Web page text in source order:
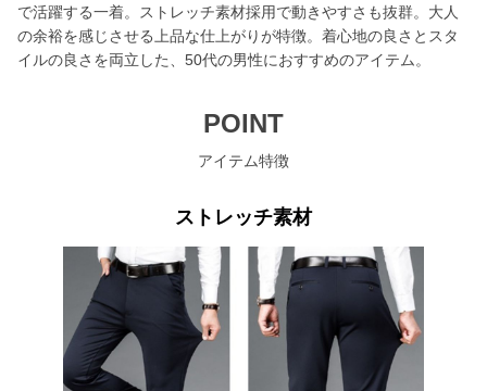
で活躍する一着。ストレッチ素材採用で動きやすさも抜群。大人
の余裕を感じさせる上品な仕上がりが特徴。着心地の良さとスタ
イルの良さを両立した、50代の男性におすすめのアイテム。
POINT
アイテム特徴
ストレッチ素材